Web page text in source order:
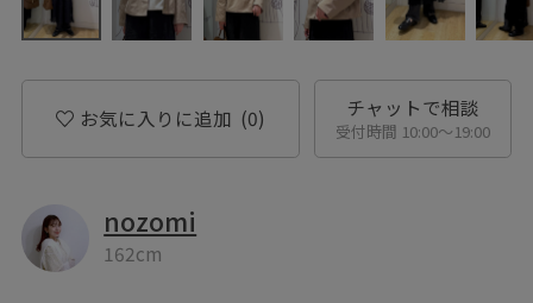
お気に入りに追加 (0) チャットで相談
受付時間 10:00〜19:00
nozomi
162cm